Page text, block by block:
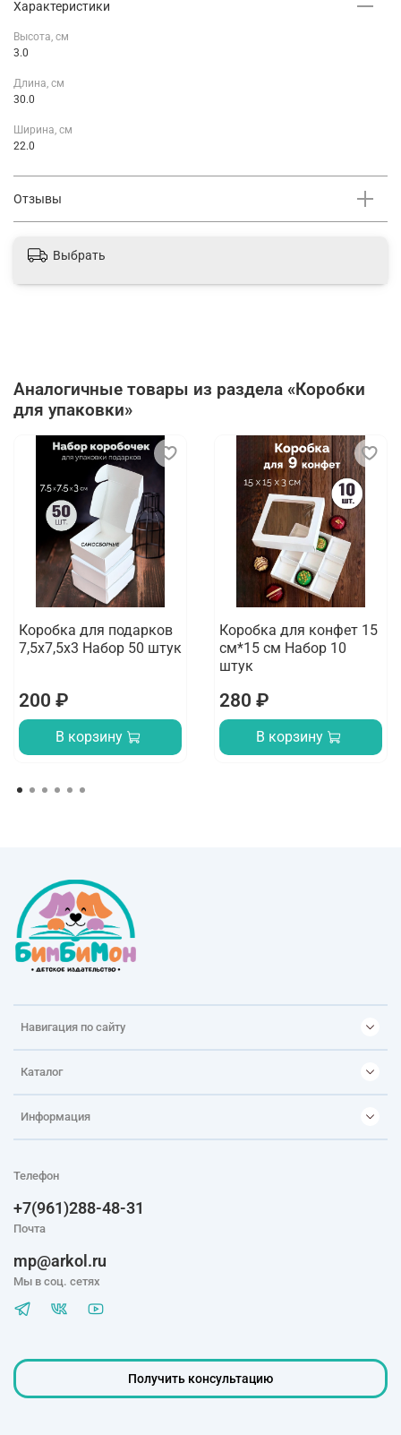
Выбрать
Характеристики
Высота, см
3.0
Длина, см
30.0
Ширина, см
22.0
Отзывы
Написать отзыв
Аналогичные товары из раздела «Коробки
для упаковки»
Коробка для подарков
7,5х7,5х3 Набор 50 штук
200 ₽
В корзину
Коробка для конфет 15
см*15 см Набор 10
штук
280 ₽
В корзину
Навигация по сайту
Каталог
Информация
Получить консультацию
Телефон
+7(961)288-48-31
Почта
mp@arkol.ru
Мы в соц. сетях